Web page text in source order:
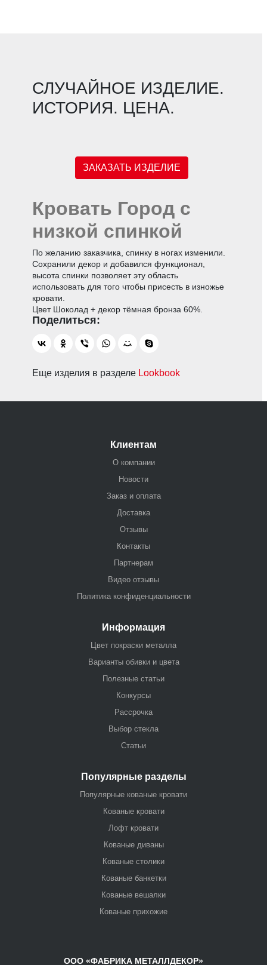
СЛУЧАЙНОЕ ИЗДЕЛИЕ.
ИСТОРИЯ. ЦЕНА.
ЗАКАЗАТЬ ИЗДЕЛИЕ
Кровать Город с
низкой спинкой
По желанию заказчика, спинку в ногах изменили.
Сохранили декор и добавился функционал,
высота спинки позволяет эту область
использовать для того чтобы присесть в изножье
кровати.
Цвет Шоколад + декор тёмная бронза 60%.
Еще изделия в разделе Lookbook
Клиентам
О компании
Новости
Заказ и оплата
Доставка
Отзывы
Контакты
Партнерам
Видео отзывы
Политика конфиденциальности
Информация
Цвет покраски металла
Варианты обивки и цвета
Полезные статьи
Конкурсы
Рассрочка
Выбор стекла
Статьи
Популярные разделы
Популярные кованые кровати
Кованые кровати
Лофт кровати
Кованые диваны
Кованые столики
Кованые банкетки
Кованые вешалки
Кованые прихожие
ООО «ФАБРИКА МЕТАЛЛДЕКОР»